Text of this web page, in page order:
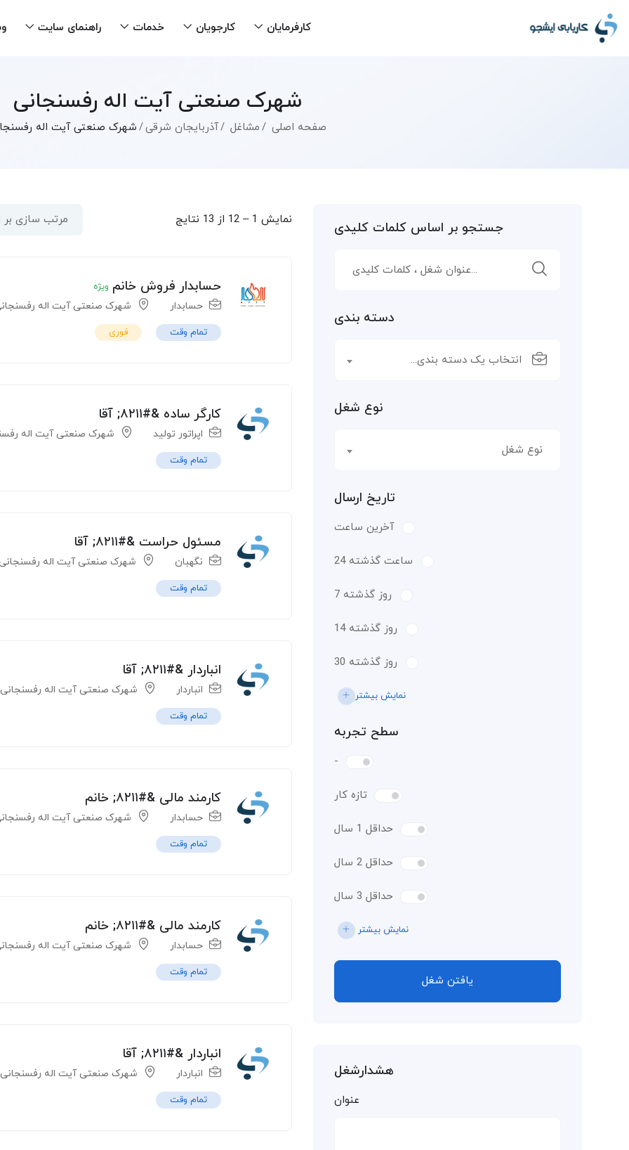
کارفرمایان کارجویان خدمات راهنمای سایت
شهرک صنعتی آیت اله رفسنجانی
صفحه اصلی مشاغل آذربایجان شرقی شهرک صنعتی آیت اله
جستجو بر اساس کلمات کلیدی
دسته بندی
انتخاب یک دسته بندی...
نوع شغل
نوع شغل
تاریخ ارسال
آخرین ساعت
24 ساعت گذشته
7 روز گذشته
14 روز گذشته
30 روز گذشته
نمایش بیشتر
سطح تجربه
-
تازه کار
حداقل 1 سال
حداقل 2 سال
حداقل 3 سال
نمایش بیشتر
یافتن شغل
هشدارشغل
عنوان
نمایش 1
–
12 از 13 نتایج مرتب سازی
حسابدار فروش خانم ویژه
حسابدار شهرک صنعتی آیت اله
تمام وقت فوری
کارگر ساده &#۸۲۱۱; آقا
اپراتور تولید شهرک صنعتی آیت اله
تمام وقت
مسئول حراست &#۸۲۱۱; آقا
نگهبان شهرک صنعتی آیت اله
تمام وقت
انباردار &#۸۲۱۱; آقا
انباردار شهرک صنعتی آیت اله رفسنجانی
تمام وقت
کارمند مالی &#۸۲۱۱; خانم
حسابدار شهرک صنعتی آیت اله
تمام وقت
کارمند مالی &#۸۲۱۱; خانم
حسابدار شهرک صنعتی آیت اله
تمام وقت
انباردار &#۸۲۱۱; آقا
انباردار شهرک صنعتی آیت اله رفسنجانی
تمام وقت